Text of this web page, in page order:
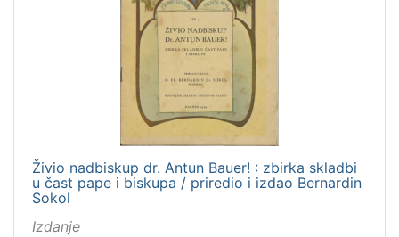
Živio nadbiskup dr. Antun Bauer! : zbirka skladbi
u čast pape i biskupa / priredio i izdao Bernardin
Sokol
Izdanje